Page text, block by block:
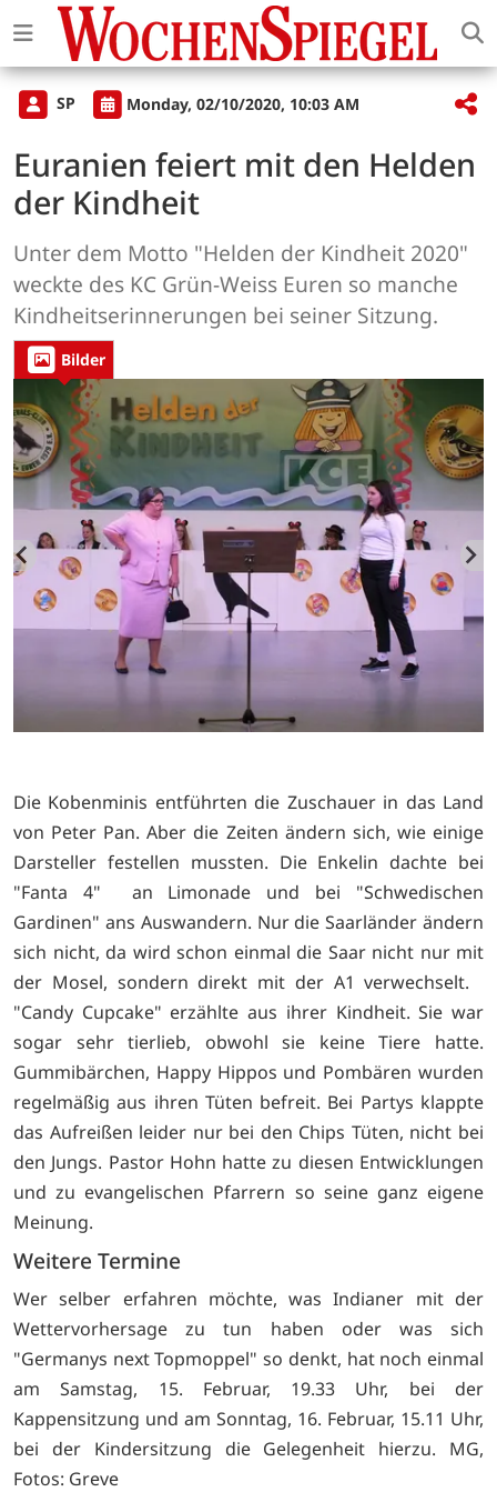
SP Monday, 02/10/2020, 10:03 AM
Euranien feiert mit den Helden
der Kindheit
Unter dem Motto "Helden der Kindheit 2020"
weckte des KC Grün-Weiss Euren so manche
Kindheitserinnerungen bei seiner Sitzung.
Bilder
Die Kobenminis entführten die Zuschauer in das Land
von Peter Pan. Aber die Zeiten ändern sich, wie einige
Darsteller festellen mussten. Die Enkelin dachte bei
"Fanta 4" an Limonade und bei "Schwedischen
Gardinen" ans Auswandern. Nur die Saarländer ändern
sich nicht, da wird schon einmal die Saar nicht nur mit
der Mosel, sondern direkt mit der A1 verwechselt.
"Candy Cupcake" erzählte aus ihrer Kindheit. Sie war
sogar sehr tierlieb, obwohl sie keine Tiere hatte.
Gummibärchen, Happy Hippos und Pombären wurden
regelmäßig aus ihren Tüten befreit. Bei Partys klappte
das Aufreißen leider nur bei den Chips Tüten, nicht bei
den Jungs. Pastor Hohn hatte zu diesen Entwicklungen
und zu evangelischen Pfarrern so seine ganz eigene
Meinung.
Weitere Termine
Wer selber erfahren möchte, was Indianer mit der
Wettervorhersage zu tun haben oder was sich
"Germanys next Topmoppel" so denkt, hat noch einmal
am Samstag, 15. Februar, 19.33 Uhr, bei der
Kappensitzung und am Sonntag, 16. Februar, 15.11 Uhr,
bei der Kindersitzung die Gelegenheit hierzu. MG,
Fotos: Greve